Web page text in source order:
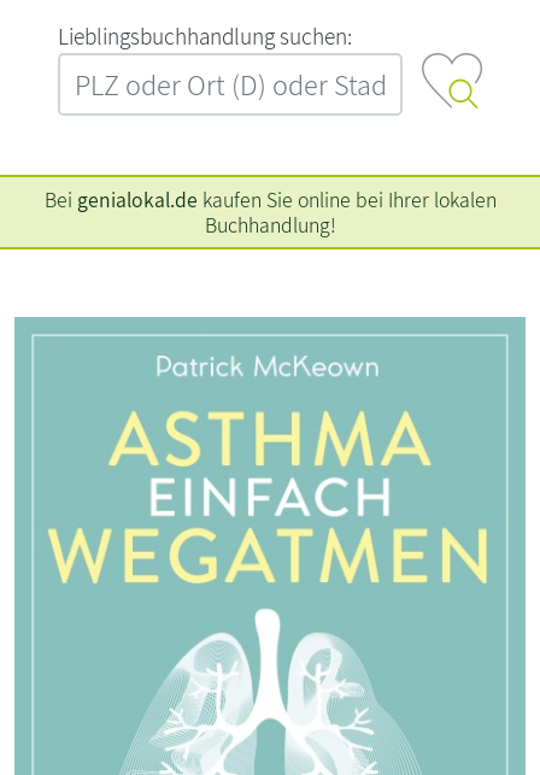
L‍i‍e‍b‍l‍i‍n‍g‍s‍b‍u‍c‍h‍h‍a‍n‍d‍l‍u‍n‍g‍ ‍s‍u‍c‍h‍e‍n‍:‍
Bei genialokal.de kaufen Sie online bei Ihrer lokalen
Buchhandlung!